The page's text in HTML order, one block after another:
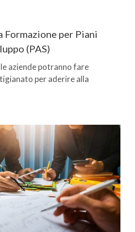
Formazione per Piani
(PAS)
aziende potranno fare
per aderire alla